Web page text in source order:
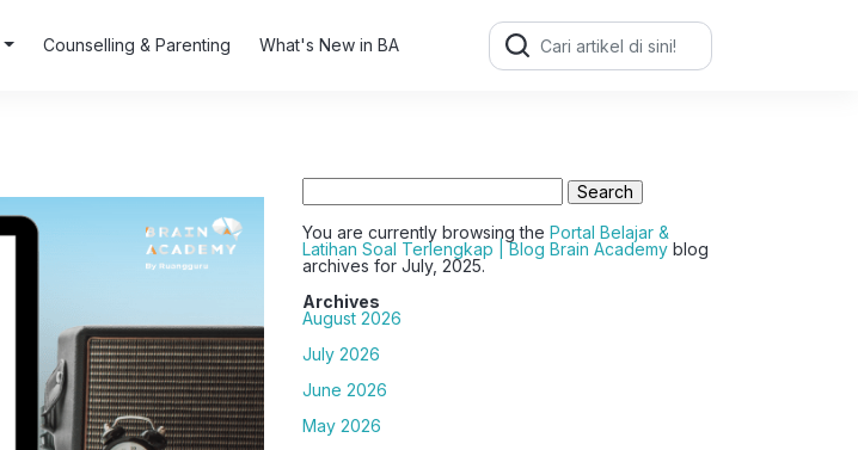
Counselling & Parenting What's New in BA
Search
for:
Search
for:
You are currently browsing thePortal Belajar &
Latihan Soal Terlengkap | Blog Brain Academy blog
archives for July, 2025.
Archives
August 2026
July 2026
June 2026
May 2026